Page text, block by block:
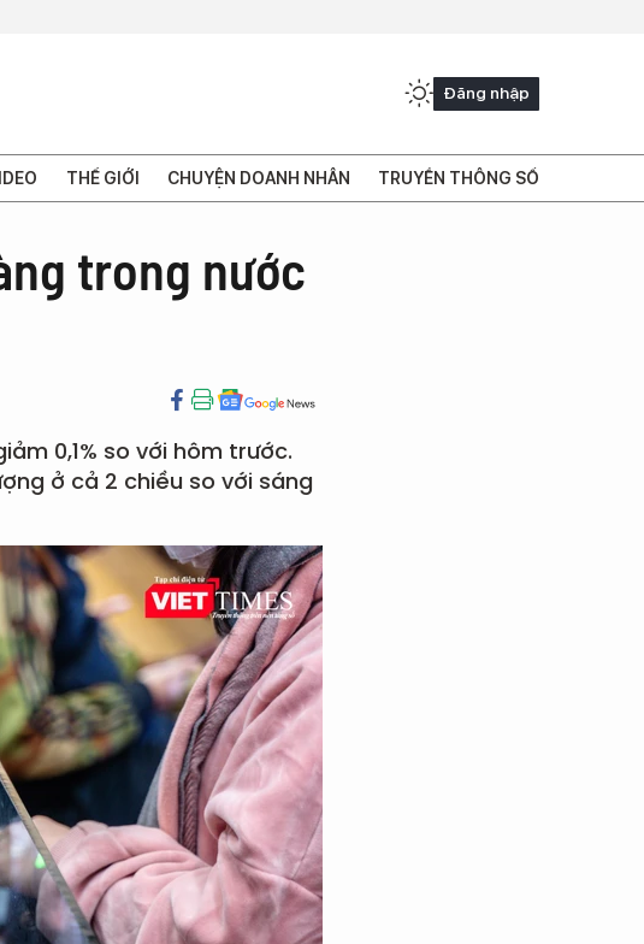
Đăng nhập
THẾ GIỚI CHUYỆN DOANH NHÂN TRUYỀN THÔNG SỐ
trong nước
0,1% so với hôm trước.
ở cả 2 chiều so với sáng